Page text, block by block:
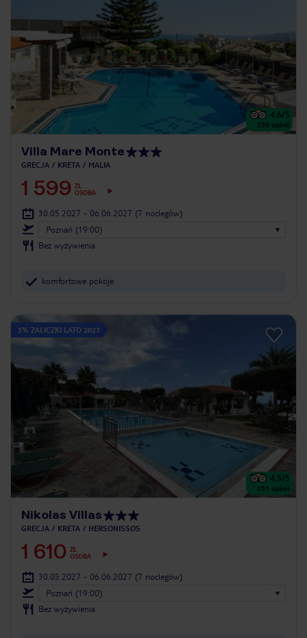
4.6/5
356 opinii
Villa Mare Monte
GRECJA KRETA MALIA
1 599 ZŁ
OSOBA
30.05.2027 - 06.06.2027 (7 noclegów)
Poznań (19:00)
Bez wyżywienia
komfortowe pokoje
5% ZALICZKI LATO 2027
4.5/5
151 opinii
Nikolas Villas
GRECJA KRETA HERSONISSOS
1 610 ZŁ
OSOBA
30.05.2027 - 06.06.2027 (7 noclegów)
Poznań (19:00)
Bez wyżywienia